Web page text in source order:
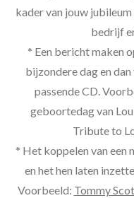
kader van jouw
bedrijf
* Een bericht maken
bijzondere dag en
passende CD.
geboortedag van
Tribute to
* Het koppelen van een
en het hen laten
Voorbeeld: Tommy